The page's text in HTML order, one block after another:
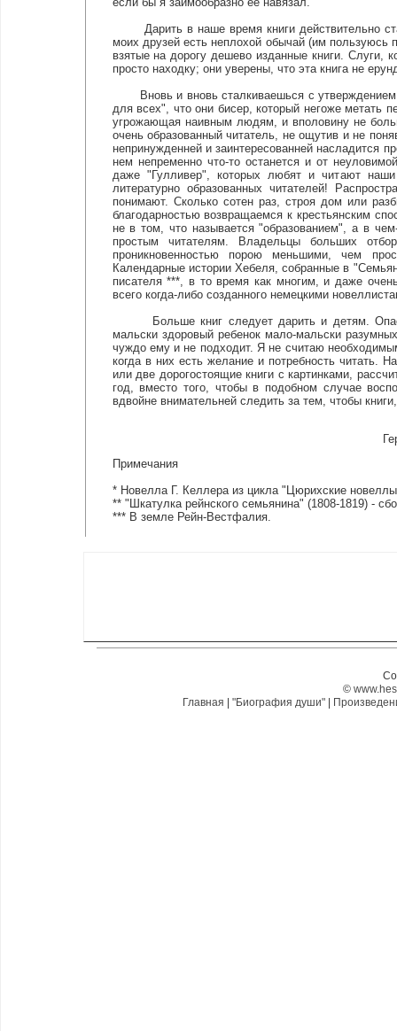
Дарить в наше время книги действительно
моих друзей есть неплохой обычай (им пользуюсь
взятые на дорогу дешево изданные книги. Слуги,
просто находку; они уверены, что эта книга не
Вновь и вновь сталкиваешься с утверждением,
для всех", что они бисер, который негоже метать
угрожающая наивным людям, и вполовину не
очень образованный читатель, не ощутив и не
непринужденней и заинтересованней насладится
нем непременно что-то останется и от
даже "Гулливер", которых любят и читают
литературно образованных читателей!
понимают. Сколько сотен раз, строя дом или
благодарностью возвращаемся к крестьянским
не в том, что называется "образованием", а в
простым читателям. Владельцы больших
проникновенностью порою меньшими, чем
Календарные истории Хебеля, собранные в
писателя ***, в то время как многим, и даже
всего когда-либо созданного немецкими
Больше книг следует дарить и детям.
мальски здоровый ребенок мало-мальски
чуждо ему и не подходит. Я не считаю
когда в них есть желание и потребность читать.
или две дорогостоящие книги с картинками,
год, вместо того, чтобы в подобном случае
вдвойне внимательней следить за тем, чтобы
Примечания
* Новелла Г. Келлера из цикла "Цюрихские
** "Шкатулка рейнского семьянина" (1808-1819) -
*** В земле Рейн-Вестфалия.
©
Главная
"Биография души"